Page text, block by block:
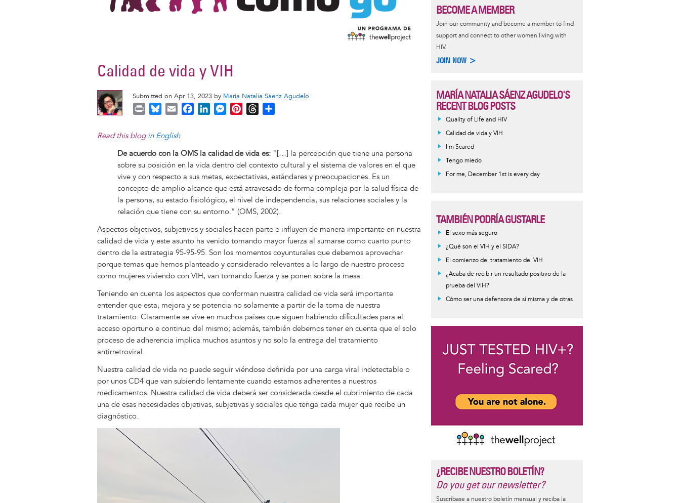
Calidad de vida y VIH
Submitted on Apr 13, 2023 by María Natalia Sáenz Agudelo
i
t
u
s
k
y
a
l
b
o
o
k
e
d
I
n
M
e
n
g
e
r
e
r
e
s
t
a
d
s
e
Read this blog in English
De acuerdo con la OMS la calidad de vida es: "[…] la percepción que tiene una persona
sobre su posición en la vida dentro del contexto cultural y el sistema de valores en el que
vive y con respecto a sus metas, expectativas, estándares y preocupaciones. Es un
concepto de amplio alcance que está atravesado de forma compleja por la salud física de
la persona, su estado fisiológico, el nivel de independencia, sus relaciones sociales y la
relación que tiene con su entorno." (OMS, 2002).
Aspectos objetivos, subjetivos y sociales hacen parte e influyen de manera importante en nuestra
calidad de vida y este asunto ha venido tomando mayor fuerza al sumarse como cuarto punto
dentro de la estrategia 95-95-95. Son los momentos coyunturales que debemos aprovechar
porque temas que hemos planteado y considerado relevantes a lo largo de nuestro proceso
como mujeres viviendo con VIH, van tomando fuerza y se ponen sobre la mesa.
Teniendo en cuenta los aspectos que conforman nuestra calidad de vida será importante
entender que esta, mejora y se potencia no solamente a partir de la toma de nuestra
tratamiento. Claramente se vive en muchos países que siguen habiendo dificultades para el
acceso oportuno e continuo del mismo; además, también debemos tener en cuenta que el solo
proceso de adherencia implica muchos asuntos y no solo la entrega del tratamiento
antirretroviral.
Nuestra calidad de vida no puede seguir viéndose definida por una carga viral indetectable o
por unos CD4 que van subiendo lentamente cuando estamos adherentes a nuestros
medicamentos. Nuestra calidad de vida deberá ser considerada desde el cubrimiento de cada
una de esas necesidades objetivas, subjetivas y sociales que tenga cada mujer que recibe un
diagnóstico.
Image
BECOME A MEMBER
Join our community and become a member to find
support and connect to other women living with
HIV.
JOIN NOW >
MARÍA NATALIA SÁENZ AGUDELO'S
RECENT BLOG POSTS
Quality of Life and HIV
Calidad de vida y VIH
I'm Scared
Tengo miedo
For me, December 1st is every day
TAMBIÉN PODRÍA GUSTARLE
Informative
message
El sexo más seguro
¿Qué son el VIH y el SIDA?
El comienzo del tratamiento del VIH
¿Acaba de recibir un resultado positivo de la
prueba del VIH?
Cómo ser una defensora de sí misma y de otras
¿RECIBE NUESTRO BOLETÍN?
Do you get our newsletter?
Suscríbase a nuestro boletín mensual y reciba la